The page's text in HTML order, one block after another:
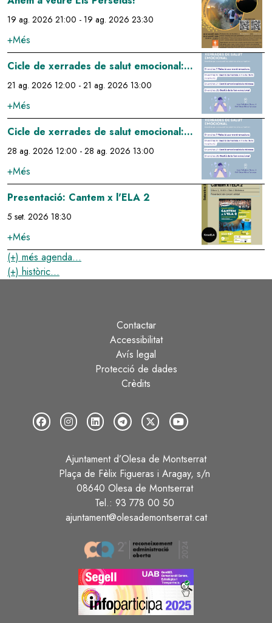
19 ag. 2026 21:00 - 19 ag. 2026 23:30
+Més
Cicle de xerrades de salut emocional:
gestió emocional de la tristesa
21 ag. 2026 12:00 - 21 ag. 2026 13:00
+Més
Image
Cicle de xerrades de salut emocional:
gestió de la fam emocional
28 ag. 2026 12:00 - 28 ag. 2026 13:00
+Més
Image
Presentació: Cantem x l'ELA 2
5 set. 2026 18:30
+Més
Image
(+) més agenda...
(+) històric...
Contactar
Accessibilitat
Avís legal
Protecció de dades
Crèdits
Ajuntament d’Olesa de Montserrat
Plaça de Fèlix Figueras i Aragay, s/n
08640 Olesa de Montserrat
Tel.: 93 778 00 50
ajuntament@olesademontserrat.cat
Image
Image